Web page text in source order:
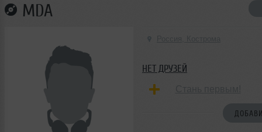
MDA
НЕТ ДРУЗЕЙ